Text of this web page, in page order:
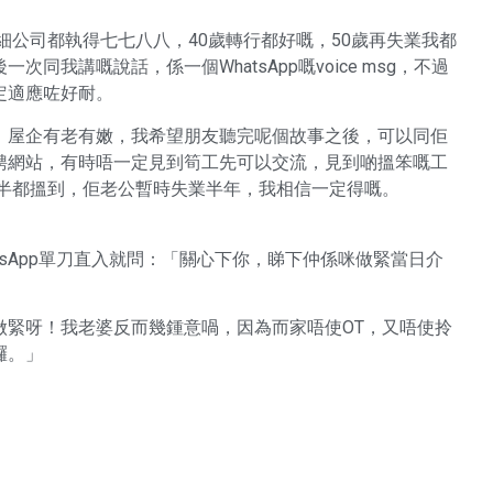
司都執得七七八八，40歲轉行都好嘅，50歲再失業我都
次同我講嘅說話，係一個WhatsApp嘅voice msg，不過
應咗好耐。
企有老有嫩，我希望朋友聽完呢個故事之後，可以同佢
站，有時唔一定見到筍工先可以交流，見到啲搵笨嘅工
搵到，佢老公暫時失業半年，我相信一定得嘅。
單刀直入就問：「關心下你，睇下仲係咪做緊當日介
呀！我老婆反而幾鍾意喎，因為而家唔使OT，又唔使拎
」